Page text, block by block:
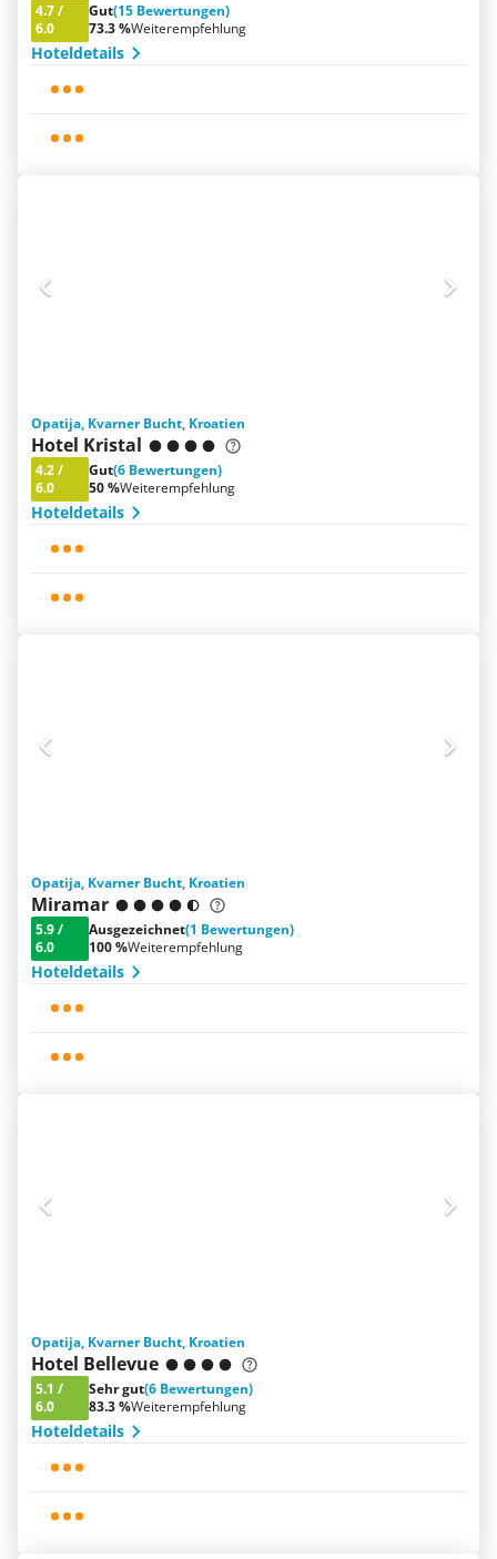
4.7/
6.0
Gut(15 Bewertungen)
73.3 %Weiterempfehlung
Hoteldetails
Opatija, Kvarner Bucht, Kroatien
Hotel Kristal
4.2/
6.0
Gut(6 Bewertungen)
50 %Weiterempfehlung
Hoteldetails
Opatija, Kvarner Bucht, Kroatien
Miramar
5.9/
6.0
Ausgezeichnet(1 Bewertungen)
100 %Weiterempfehlung
Hoteldetails
Opatija, Kvarner Bucht, Kroatien
Hotel Bellevue
5.1 /
6.0
Sehr gut(6 Bewertungen)
83.3 %Weiterempfehlung
Hoteldetails